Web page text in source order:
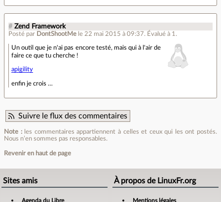
# Zend Framework
Posté par DontShootMe le 22 mai 2015 à 09:37. Évalué à 1 .
Un outil que je n'ai pas encore testé, mais qui à l'air de
faire ce que tu cherche !
apigility
enfin je crois …
Suivre le flux des commentaires
Note :les commentaires appartiennent à celles et ceux qui les ont postés.
Nous n’en sommes pas responsables.
Revenir en haut de page
Sites amis
Agenda du Libre
À propos de LinuxFr.org
Mentions légales